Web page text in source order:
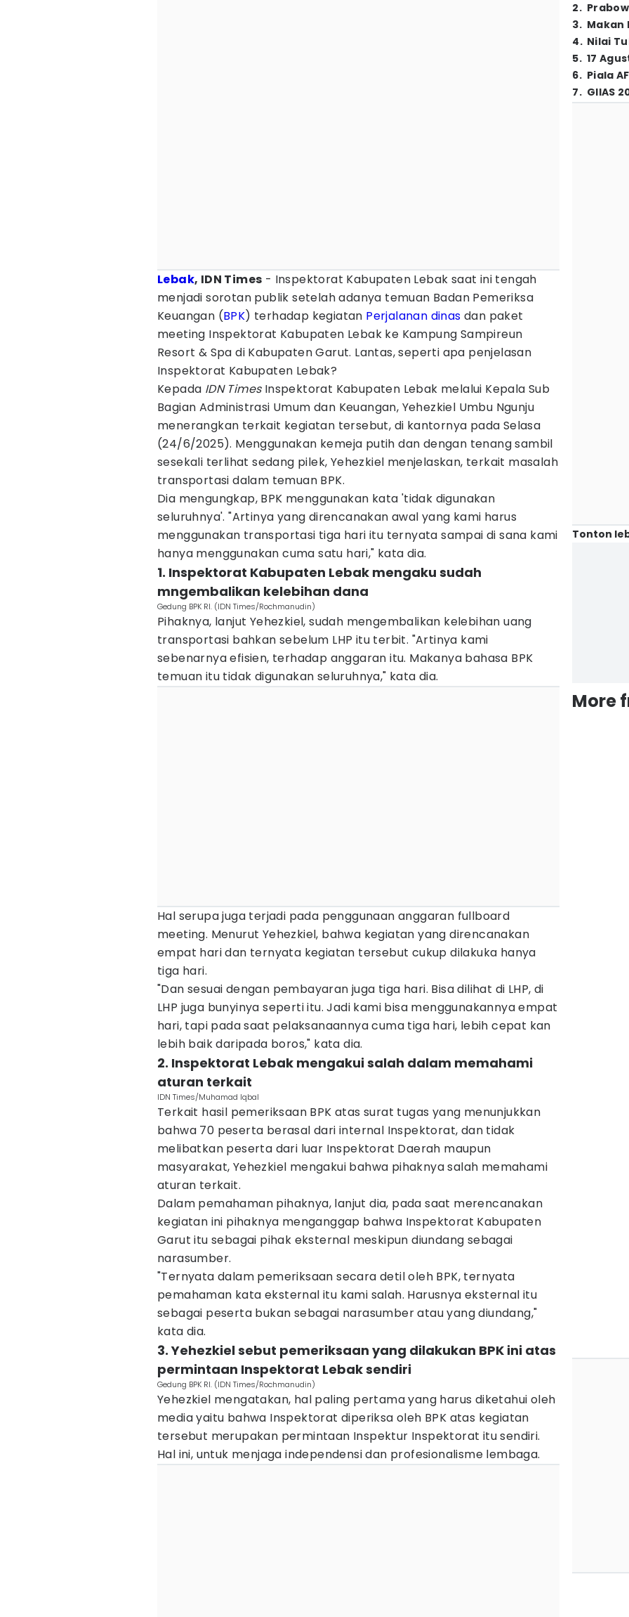
Lebak, IDN Times - Inspektorat Kabupaten Lebak saat ini tengah
menjadi sorotan publik setelah adanya temuan Badan Pemeriksa
Keuangan (BPK) terhadap kegiatan Perjalanan dinas dan paket
meeting Inspektorat Kabupaten Lebak ke Kampung Sampireun
Resort & Spa di Kabupaten Garut. Lantas, seperti apa penjelasan
Inspektorat Kabupaten Lebak?
Kepada IDN TimesInspektorat Kabupaten Lebak melalui Kepala Sub
Bagian Administrasi Umum dan Keuangan, Yehezkiel Umbu Ngunju
menerangkan terkait kegiatan tersebut, di kantornya pada Selasa
(24/6/2025). Menggunakan kemeja putih dan dengan tenang sambil
sesekali terlihat sedang pilek, Yehezkiel menjelaskan, terkait masalah
transportasi dalam temuan BPK.
Dia mengungkap, BPK menggunakan kata 'tidak digunakan
seluruhnya'. "Artinya yang direncanakan awal yang kami harus
menggunakan transportasi tiga hari itu ternyata sampai di sana kami
hanya menggunakan cuma satu hari," kata dia.
1. Inspektorat Kabupaten Lebak mengaku sudah
mngembalikan kelebihan dana
Gedung BPK RI. (IDN Times/Rochmanudin)
Pihaknya, lanjut Yehezkiel, sudah mengembalikan kelebihan uang
transportasi bahkan sebelum LHP itu terbit. "Artinya kami
sebenarnya efisien, terhadap anggaran itu. Makanya bahasa BPK
temuan itu tidak digunakan seluruhnya," kata dia.
Hal serupa juga terjadi pada penggunaan anggaran fullboard
meeting. Menurut Yehezkiel, bahwa kegiatan yang direncanakan
empat hari dan ternyata kegiatan tersebut cukup dilakuka hanya
tiga hari.
"Dan sesuai dengan pembayaran juga tiga hari. Bisa dilihat di LHP, di
LHP juga bunyinya seperti itu. Jadi kami bisa menggunakannya empat
hari, tapi pada saat pelaksanaannya cuma tiga hari, lebih cepat kan
lebih baik daripada boros," kata dia.
2. Inspektorat Lebak mengakui salah dalam memahami
aturan terkait
IDN Times/Muhamad Iqbal
Terkait hasil pemeriksaan BPK atas surat tugas yang menunjukkan
bahwa 70 peserta berasal dari internal Inspektorat, dan tidak
melibatkan peserta dari luar Inspektorat Daerah maupun
masyarakat, Yehezkiel mengakui bahwa pihaknya salah memahami
aturan terkait.
Dalam pemahaman pihaknya, lanjut dia, pada saat merencanakan
kegiatan ini pihaknya menganggap bahwa Inspektorat Kabupaten
Garut itu sebagai pihak eksternal meskipun diundang sebagai
narasumber.
"Ternyata dalam pemeriksaan secara detil oleh BPK, ternyata
pemahaman kata eksternal itu kami salah. Harusnya eksternal itu
sebagai peserta bukan sebagai narasumber atau yang diundang,"
kata dia.
3. Yehezkiel sebut pemeriksaan yang dilakukan BPK ini atas
permintaan Inspektorat Lebak sendiri
Gedung BPK RI. (IDN Times/Rochmanudin)
Yehezkiel mengatakan, hal paling pertama yang harus diketahui oleh
media yaitu bahwa Inspektorat diperiksa oleh BPK atas kegiatan
tersebut merupakan permintaan Inspektur Inspektorat itu sendiri.
Hal ini, untuk menjaga independensi dan profesionalisme lembaga.
2.
3. Makan
4. Nilai
5. 17
6. Piala
7. GIIAS
Tonton
More